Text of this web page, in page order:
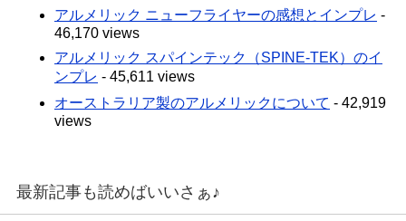
アルメリック ニューフライヤーの感想とインプレ -
46,170 views
アルメリック スパインテック（SPINE-TEK）のイ
ンプレ - 45,611 views
オーストラリア製のアルメリックについて - 42,919
views
最新記事も読めばいいさぁ♪